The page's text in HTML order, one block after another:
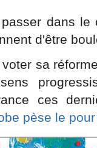
dans le
d'être
sa
ces
pèse le